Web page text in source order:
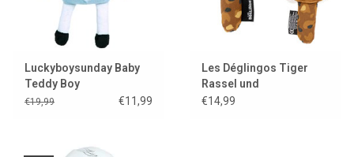
Luckyboysunday Baby
Teddy Boy
€19,99 €11,99
Les Déglingos Tiger
Rassel und
quietschendes
€14,99